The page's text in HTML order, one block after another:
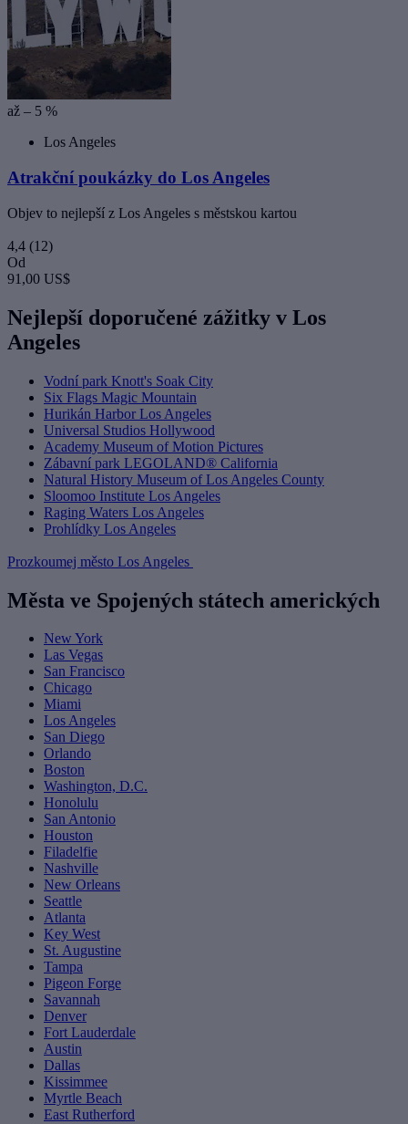
až – 5 %
Los Angeles
Atrakční poukázky do Los Angeles
Objev to nejlepší z Los Angeles s městskou kartou
4,4 (12)
Od
91,00 US$
Nejlepší doporučené zážitky v Los
Angeles
Vodní park Knott's Soak City
Six Flags Magic Mountain
Hurikán Harbor Los Angeles
Universal Studios Hollywood
Academy Museum of Motion Pictures
Zábavní park LEGOLAND® California
Natural History Museum of Los Angeles County
Sloomoo Institute Los Angeles
Raging Waters Los Angeles
Prohlídky Los Angeles
Prozkoumej město Los Angeles
Města ve Spojených státech amerických
New York
Las Vegas
San Francisco
Chicago
Miami
Los Angeles
San Diego
Orlando
Boston
Washington, D.C.
Honolulu
San Antonio
Houston
Filadelfie
Nashville
New Orleans
Seattle
Atlanta
Key West
St. Augustine
Tampa
Pigeon Forge
Savannah
Denver
Fort Lauderdale
Austin
Dallas
Kissimmee
Myrtle Beach
East Rutherford